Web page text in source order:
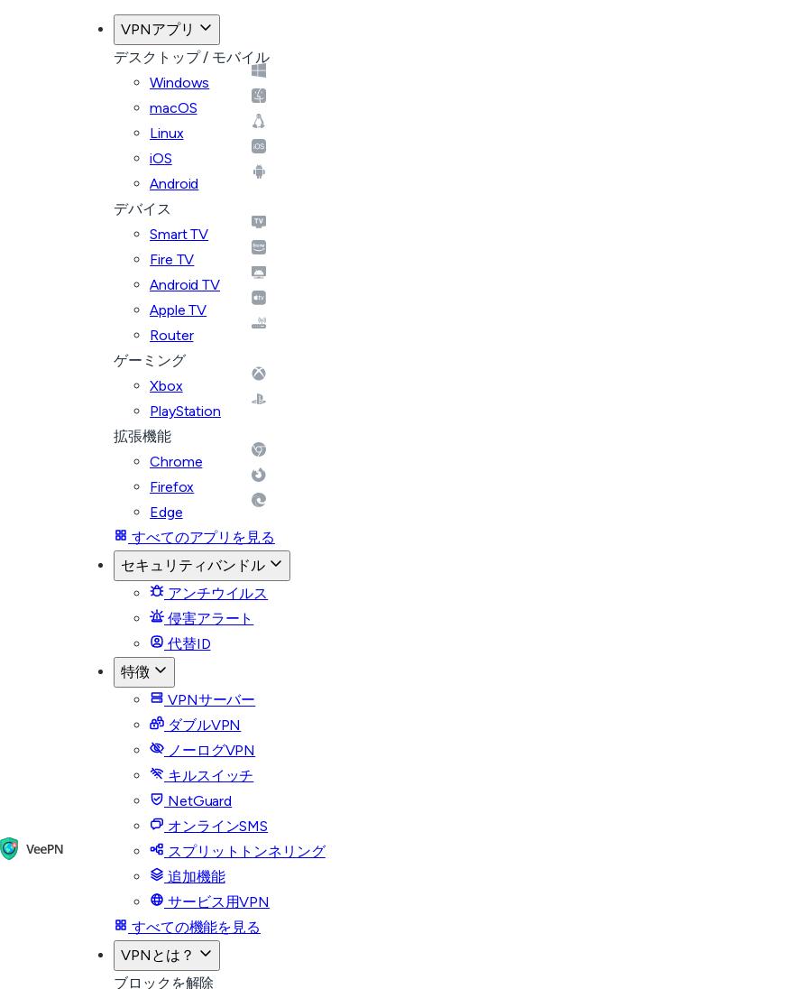
VPNアプリ
デスクトップ / モバイル
Windows
macOS
Linux
iOS
Android
デバイス
Smart TV
Fire TV
Android TV
Apple TV
Router
ゲーミング
Xbox
PlayStation
拡張機能
Chrome
Firefox
Edge
すべてのアプリを見る
セキュリティバンドル
アンチウイルス
侵害アラート
代替ID
特徴
VPNサーバー
ダブルVPN
ノーログVPN
キルスイッチ
NetGuard
オンラインSMS
スプリットトンネリング
追加機能
サービス用VPN
すべての機能を見る
VPNとは？
ブロックを解除